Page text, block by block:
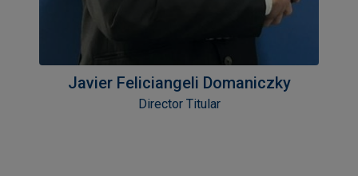
Javier Feliciangeli Domaniczky
Director Titular